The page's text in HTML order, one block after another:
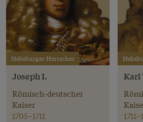
Habsburger Herrscher
Joseph I.
Römisch-deutscher
Kaiser
1705–1711
Karl